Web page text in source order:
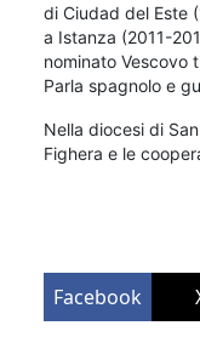
di Ciudad del Este
a Istanza (2011-
nominato Vescovo
Parla spagnolo e
Nella diocesi di
Fighera e le
Facebook